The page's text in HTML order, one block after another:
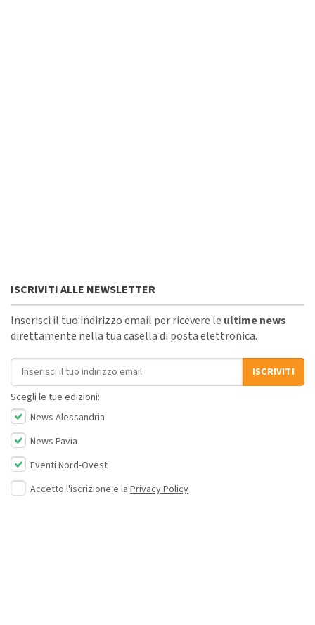
ISCRIVITI ALLE NEWSLETTER
Inserisci il tuo indirizzo email per ricevere le ultime news
direttamente nella tua casella di posta elettronica.
Indirizzo email
ISCRIVITI
Scegli le tue edizioni:
News Alessandria
News Pavia
Eventi Nord-Ovest
Accetto l'iscrizione e la Privacy Policy